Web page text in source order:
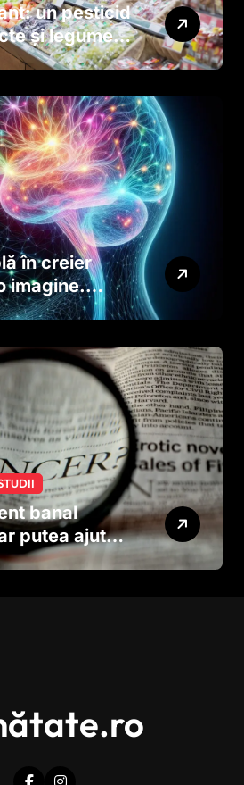
un pesticid
și legume
dezvoltarea
în creier
imagine.
rolul
banal
putea ajuta